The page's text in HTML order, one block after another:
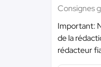
Consignes
Important:
de la
rédacteur